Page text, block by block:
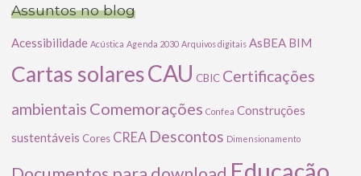
Assuntos no blog
Acessibilidade Acústica Agenda 2030 Arquivos digitais AsBEA BIM
Cartas solaresCAU CBIC Certificações
ambientais Comemorações Confea Construções
sustentáveis Cores CREA Descontos Dimensionamento